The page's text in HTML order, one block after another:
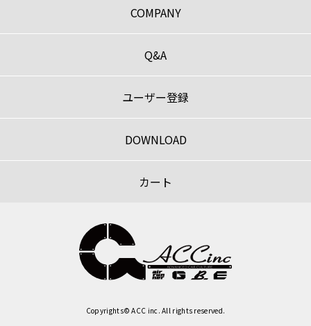
COMPANY
Q&A
ユーザー登録
DOWNLOAD
カート
Copyrights© ACC inc. All rights reserved.